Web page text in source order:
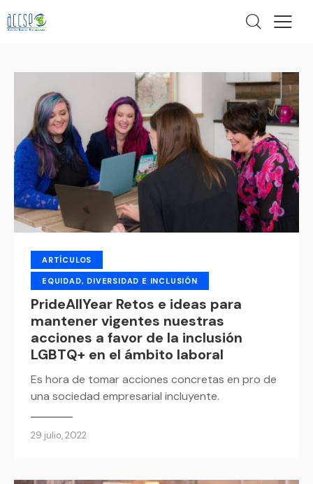
ARTÍCULOS
EQUIDAD, DIVERSIDAD E INCLUSIÓN
PrideAllYear Retos e ideas para
mantener vigentes nuestras
acciones a favor de la inclusión
LGBTQ+ en el ámbito laboral
Es hora de tomar acciones concretas en pro de
una sociedad empresarial incluyente.
29 julio, 2022